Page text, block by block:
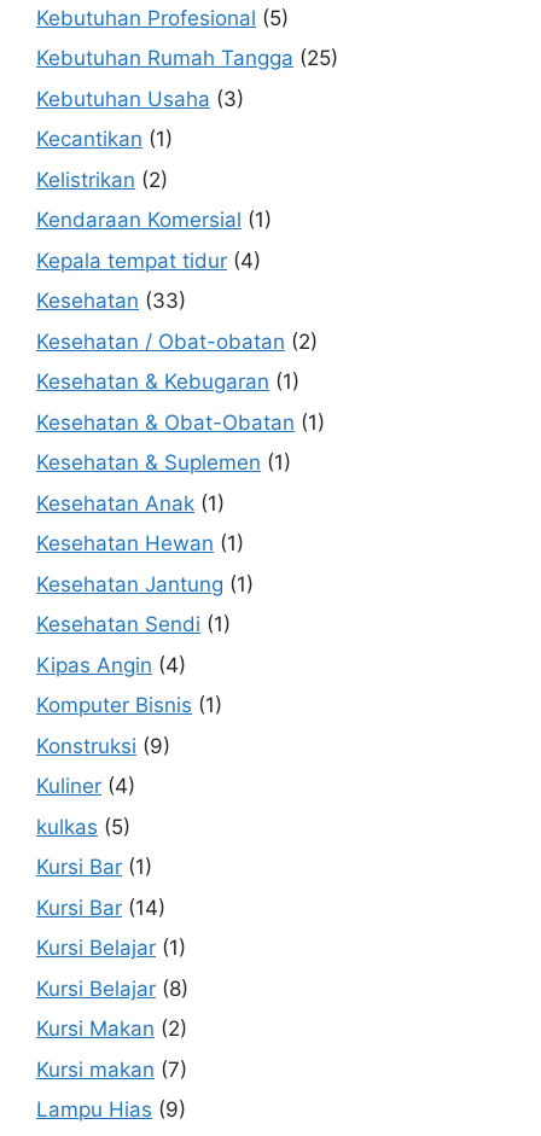
Kebutuhan Profesional (5)
Kebutuhan Rumah Tangga (25)
Kebutuhan Usaha (3)
Kecantikan (1)
Kelistrikan (2)
Kendaraan Komersial (1)
Kepala tempat tidur (4)
Kesehatan (33)
Kesehatan / Obat-obatan (2)
Kesehatan & Kebugaran (1)
Kesehatan & Obat-Obatan (1)
Kesehatan & Suplemen (1)
Kesehatan Anak (1)
Kesehatan Hewan (1)
Kesehatan Jantung (1)
Kesehatan Sendi (1)
Kipas Angin (4)
Komputer Bisnis (1)
Konstruksi (9)
Kuliner (4)
kulkas (5)
Kursi Bar (1)
Kursi Bar (14)
Kursi Belajar (1)
Kursi Belajar (8)
Kursi Makan (2)
Kursi makan (7)
Lampu Hias (9)